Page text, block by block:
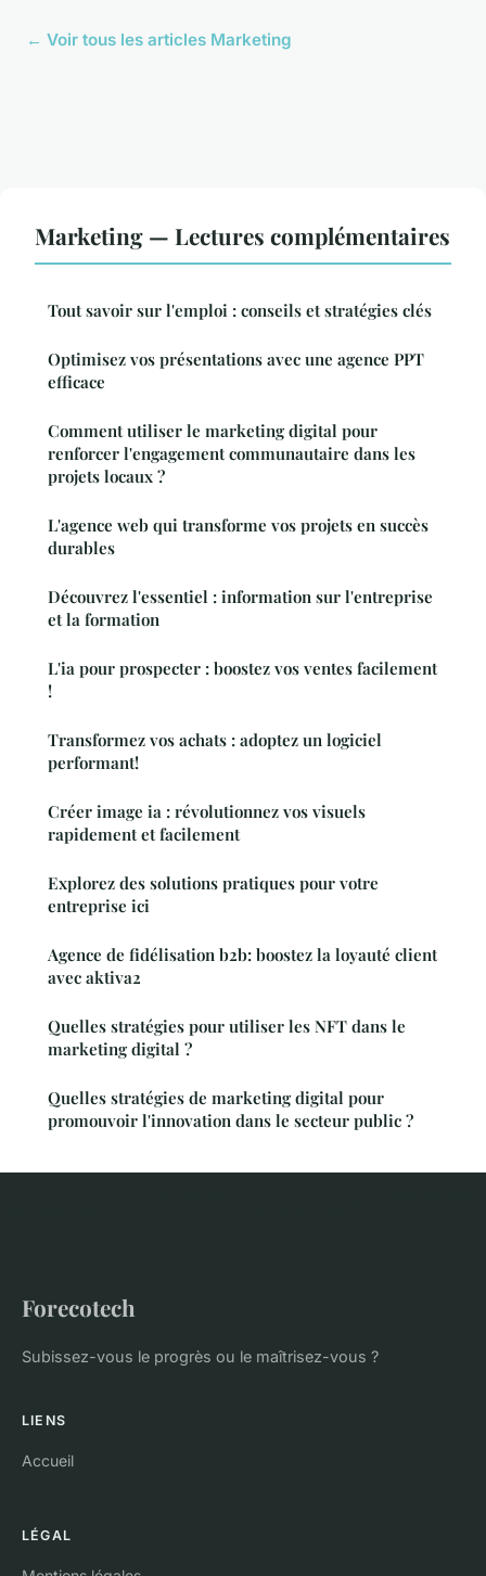
← Voir tous les articles Marketing
Marketing — Lectures complémentaires
Tout savoir sur l'emploi : conseils et stratégies clés
Optimisez vos présentations avec une agence PPT
efficace
Comment utiliser le marketing digital pour
renforcer l'engagement communautaire dans les
projets locaux ?
L'agence web qui transforme vos projets en succès
durables
Découvrez l'essentiel : information sur l'entreprise
et la formation
L'ia pour prospecter : boostez vos ventes facilement
!
Transformez vos achats : adoptez un logiciel
performant!
Créer image ia : révolutionnez vos visuels
rapidement et facilement
Explorez des solutions pratiques pour votre
entreprise ici
Agence de fidélisation b2b: boostez la loyauté client
avec aktiva2
Quelles stratégies pour utiliser les NFT dans le
marketing digital ?
Quelles stratégies de marketing digital pour
promouvoir l'innovation dans le secteur public ?
Forecotech
Subissez-vous le progrès ou le maîtrisez-vous ?
LIENS
Accueil
LÉGAL